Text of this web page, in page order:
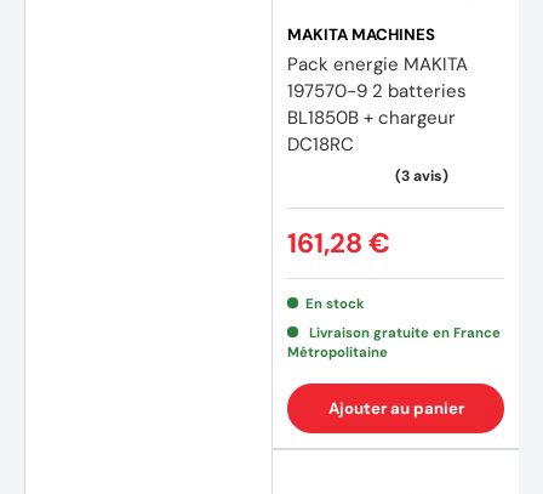
MAKITA MACHINES
Pack energie MAKITA
197570-9 2 batteries
BL1850B + chargeur
DC18RC
161,28 €
En stock
Livraison gratuite en France
Métropolitaine
Ajouter au panier